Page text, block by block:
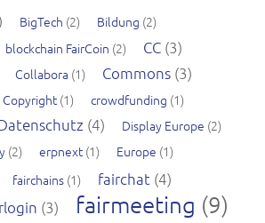
BigTech (2) Bildung (2)
blockchain FairCoin (2) CC (3)
Collabora (1) Commons (3)
Copyright(1) crowdfunding (1)
(4) Display Europe (2)
(2) erpnext(1) Europe (1)
fairchains (1) fairchat (4)
(3) fairmeeting (9)